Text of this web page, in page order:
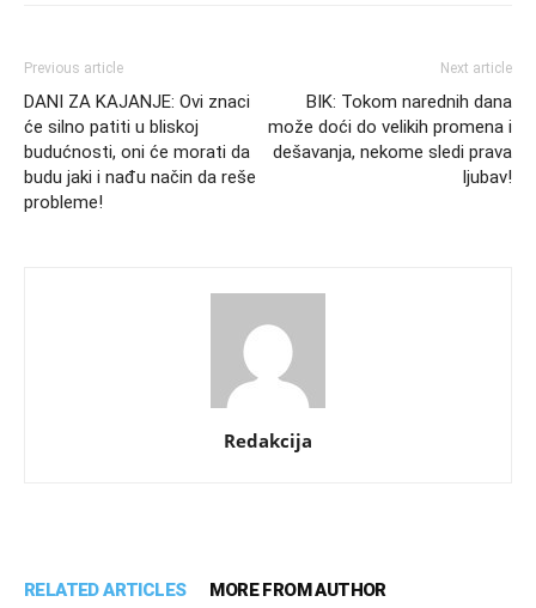
Previous article
DANI ZA KAJANJE: Ovi znaci
će silno patiti u bliskoj
budućnosti, oni će morati da
budu jaki i nađu način da reše
probleme!
Next article
BIK: Tokom narednih dana
može doći do velikih promena i
dešavanja, nekome sledi prava
ljubav!
Redakcija
RELATED ARTICLES MORE FROM AUTHOR